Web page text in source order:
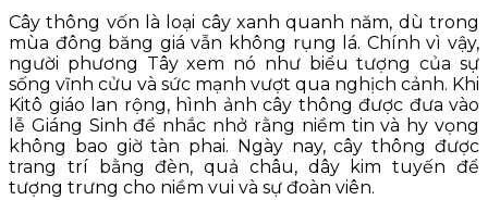
Cây thông vốn là loại cây xanh quanh năm, dù trong
mùa đông băng giá vẫn không rụng lá. Chính vì vậy,
người phương Tây xem nó như biểu tượng của sự
sống vĩnh cửu và sức mạnh vượt qua nghịch cảnh. Khi
Kitô giáo lan rộng, hình ảnh cây thông được đưa vào
lễ Giáng Sinh để nhắc nhở rằng niềm tin và hy vọng
không bao giờ tàn phai. Ngày nay, cây thông được
trang trí bằng đèn, quả châu, dây kim tuyến để
tượng trưng cho niềm vui và sự đoàn viên.